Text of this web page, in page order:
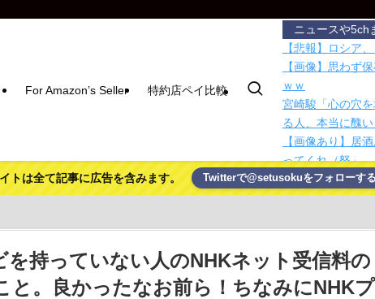
For Amazon’s Seller 特約店ペイ比較
ニュースや5ch
【悲報】ロシア
【画像】思わず
ｗｗ
宮崎駿「心の穴
る人、本当に醜
【画像あり】居
ってくれ（怒」
Nintendo Switch
Blackma…
が停止してい…
【Mステ】西川
国税局職員（25
5000万円頂戴する
トは全て記事に広告を含みます。 Twitterで@setusokuをフォローする
を持っていない人のNHKネット受信料の
と。良かったなお前ら！ちなみにNHKプ